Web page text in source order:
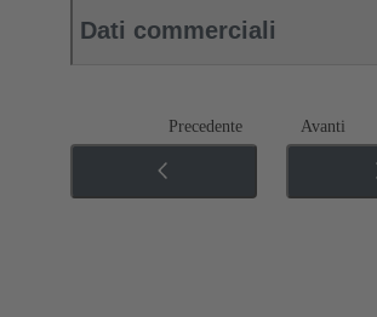
Dati commerciali
Precedente Avanti